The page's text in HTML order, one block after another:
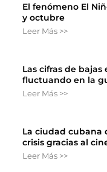
El fenómeno El
y octubre
Leer Más >>
Las cifras de
fluctuando en la
Leer Más >>
La ciudad cubana
crisis gracias al
Leer Más >>